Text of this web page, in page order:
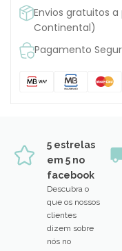
Envios gratuitos
Continental)
Pagamento
5 estrelas
em 5 no
facebook
Descubra o
que os nossos
clientes
dizem sobre
nós no